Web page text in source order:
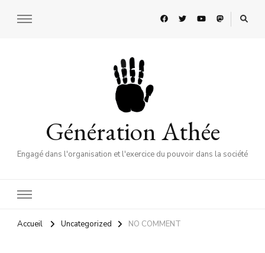
Génération Athée
Engagé dans l'organisation et l'exercice du pouvoir dans la société
Accueil Uncategorized NO COMMENT